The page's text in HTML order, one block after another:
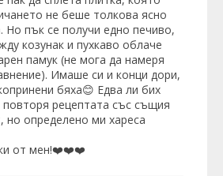
не беше толкова ясно
Но пък се получи едно печиво,
козунак и пухкаво облаче
памук (не мога да намеря
Имаше си и конци дори,
бяха😊 Едва ли бих
повторя рецептата със същия
но определено ми хареса
от мен!❤️❤️❤️